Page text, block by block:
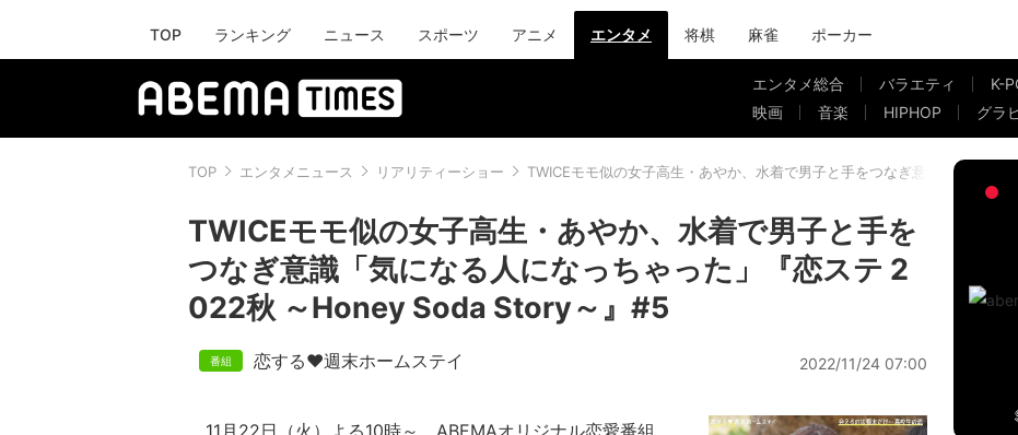
TOP ランキング ニュース スポーツ アニメ エンタメ 将棋 麻雀 ポーカー
エンタメ総合 バラエティ K-
映画
音楽 HIPHOP グラ
TOP エンタメニュース リアリティーショー TWICEモモ似の女子高生・あやか、水着で男子と手をつなぎ意識「気にな
TWICEモモ似の女子高生・あやか、水着で男子と手を
つなぎ意識「気になる人になっちゃった」『恋ステ 2
022秋 ～Honey Soda Story～』#5
恋する♥週末ホームステイ 2022/11/24 07:00
11月22日（火）よる10時～、ABEMAオリジナル恋愛番組